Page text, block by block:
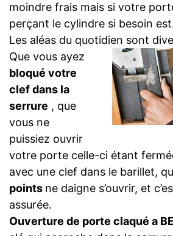
moindre frais mais si votre
perçant le cylindre si besoin
Les aléas du quotidien sont
Que vous ayez
bloqué votre
clef dans la
serrure , que
vous ne
puissiez ouvrir
votre porte celle-ci étant
avec une clef dans le barillet,
points ne daigne s’ouvrir, et
assurée.
Ouverture de porte claqué a